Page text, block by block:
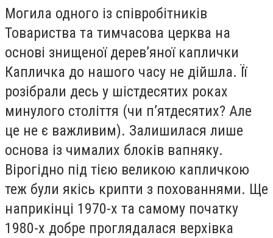
Могила одного із співробітників
Товариства та тимчасова церква на
основі знищеної дерев’яної каплички
Капличка до нашого часу не дійшла. Її
розібрали десь у шістдесятих роках
минулого століття (чи п’ятдесятих? Але
це не є важливим). Залишилася лише
основа із чималих блоків вапняку.
Вірогідно під тією великою капличкою
теж були якісь крипти з похованнями. Ще
наприкінці 1970-х та самому початку
1980-х добре проглядалася верхівка